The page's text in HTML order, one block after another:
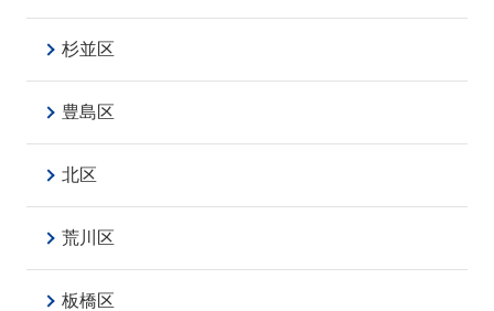
杉並区
豊島区
北区
荒川区
板橋区